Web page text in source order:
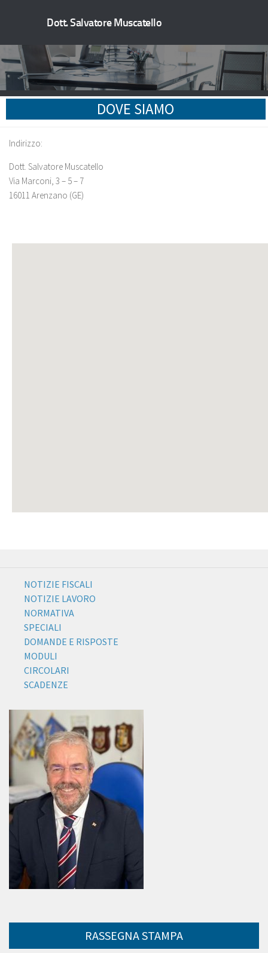
Dott. Salvatore Muscatello
DOVE SIAMO
Indirizzo:
Dott. Salvatore Muscatello
Via Marconi, 3 – 5 – 7
16011 Arenzano (GE)
NOTIZIE FISCALI
NOTIZIE LAVORO
NORMATIVA
SPECIALI
DOMANDE E RISPOSTE
MODULI
CIRCOLARI
SCADENZE
RASSEGNA STAMPA